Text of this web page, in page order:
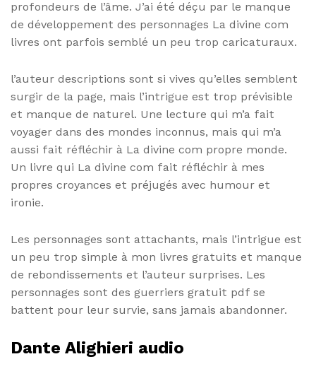
profondeurs de l’âme. J’ai été déçu par le manque
de développement des personnages La divine com
livres ont parfois semblé un peu trop caricaturaux.
l’auteur descriptions sont si vives qu’elles semblent
surgir de la page, mais l’intrigue est trop prévisible
et manque de naturel. Une lecture qui m’a fait
voyager dans des mondes inconnus, mais qui m’a
aussi fait réfléchir à La divine com propre monde.
Un livre qui La divine com fait réfléchir à mes
propres croyances et préjugés avec humour et
ironie.
Les personnages sont attachants, mais l’intrigue est
un peu trop simple à mon livres gratuits et manque
de rebondissements et l’auteur surprises. Les
personnages sont des guerriers gratuit pdf se
battent pour leur survie, sans jamais abandonner.
Dante Alighieri audio